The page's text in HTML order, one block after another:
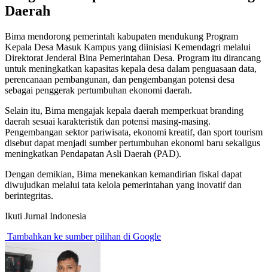
Daerah
Bima mendorong pemerintah kabupaten mendukung Program
Kepala Desa Masuk Kampus yang diinisiasi Kemendagri melalui
Direktorat Jenderal Bina Pemerintahan Desa. Program itu dirancang
untuk meningkatkan kapasitas kepala desa dalam penguasaan data,
perencanaan pembangunan, dan pengembangan potensi desa
sebagai penggerak pertumbuhan ekonomi daerah.
Selain itu, Bima mengajak kepala daerah memperkuat branding
daerah sesuai karakteristik dan potensi masing-masing.
Pengembangan sektor pariwisata, ekonomi kreatif, dan sport tourism
disebut dapat menjadi sumber pertumbuhan ekonomi baru sekaligus
meningkatkan Pendapatan Asli Daerah (PAD).
Dengan demikian, Bima menekankan kemandirian fiskal dapat
diwujudkan melalui tata kelola pemerintahan yang inovatif dan
berintegritas.
Ikuti Jurnal Indonesia
Tambahkan ke sumber pilihan di Google